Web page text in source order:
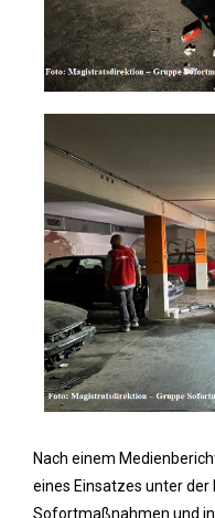
Nach einem
eines Einsatzes unter der
Sofortmaßnahmen und